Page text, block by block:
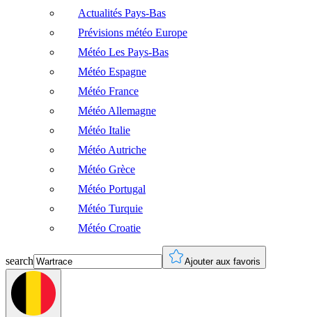
Actualités Pays-Bas
Prévisions météo Europe
Météo Les Pays-Bas
Météo Espagne
Météo France
Météo Allemagne
Météo Italie
Météo Autriche
Météo Grèce
Météo Portugal
Météo Turquie
Météo Croatie
search Ajouter aux favoris